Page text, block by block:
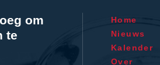
om
te
Home
Nieuws
Kalender
Over